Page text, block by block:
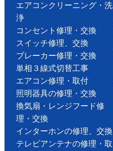
エアコンクリーニング・洗
浄
コンセント修理・交換
スイッチ修理、交換
ブレーカー修理・交換
単相３線式切替工事
エアコン修理・取付
照明器具の修理・交換
換気扇・レンジフード修
理・交換
インターホンの修理、交換
テレビアンテナの修理・取